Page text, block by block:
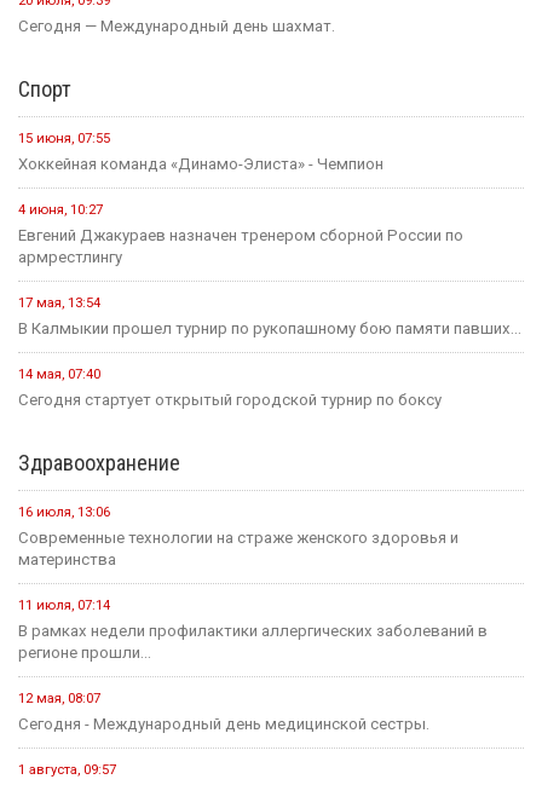
Сегодня — Международный день шахмат.
Спорт
15 июня, 07:55
Хоккейная команда «Динамо-Элиста» - Чемпион
4 июня, 10:27
Евгений Джакураев назначен тренером сборной России по
армрестлингу
17 мая, 13:54
В Калмыкии прошел турнир по рукопашному бою памяти павших...
14 мая, 07:40
Сегодня стартует открытый городской турнир по боксу
Здравоохранение
16 июля, 13:06
Современные технологии на страже женского здоровья и
материнства
11 июля, 07:14
В рамках недели профилактики аллергических заболеваний в
регионе прошли...
12 мая, 08:07
Сегодня - Международный день медицинской сестры.
1 августа, 09:57